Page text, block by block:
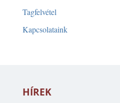
Tagfelvétel
Kapcsolataink
HÍREK